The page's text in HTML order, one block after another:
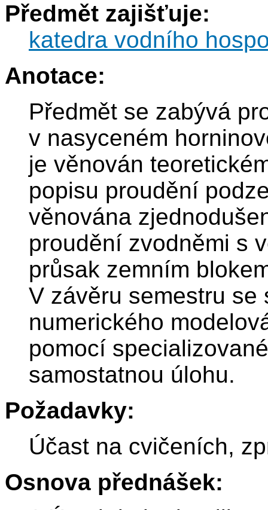
Předmět zajišťuje:
katedra vodního
Anotace:
Předmět se zabývá
v nasyceném
je věnován
popisu proudění
věnována
proudění zvodněmi s
průsak zemním
V závěru semestru
numerického
pomocí
samostatnou úlohu.
Požadavky:
Účast na cvičeních,
Osnova přednášek: